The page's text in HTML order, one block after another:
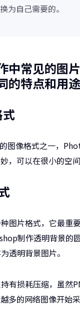
为自己需要的。
中常见的
的特点和用
图像格式之一，
，可以在很小的空
图片格式，它最重
制作透明背景的
透明背景图片。
有损耗压缩，虽然
多的网络图像开始采